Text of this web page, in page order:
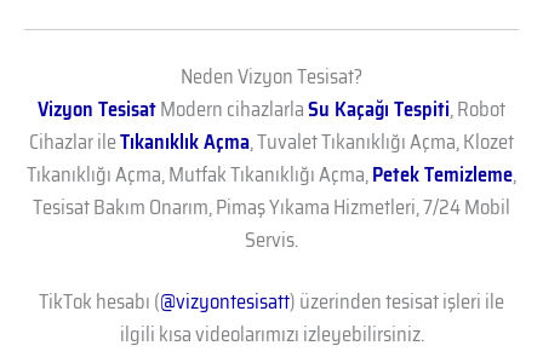
Neden Vizyon Tesisat?
Vizyon TesisatModern cihazlarlaSu Kaçağı Tespiti, Robot
Cihazlar ileTıkanıklık Açma, Tuvalet Tıkanıklığı Açma, Klozet
Tıkanıklığı Açma, Mutfak Tıkanıklığı Açma,Petek Temizleme,
Tesisat Bakım Onarım, Pimaş Yıkama Hizmetleri, 7/24 Mobil
Servis.
TikTok hesabı (@vizyontesisatt) üzerinden tesisat işleri ile
ilgili kısa videolarımızı izleyebilirsiniz.